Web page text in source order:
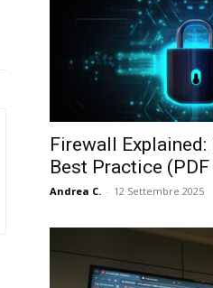
Firewall
Best Practice
Andrea C. - 12 Settembre 2025